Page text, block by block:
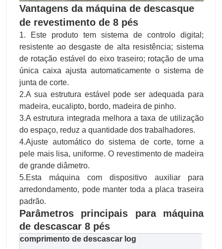
Vantagens da máquina de descasque
de revestimento de 8 pés
1. Este produto tem sistema de controlo digital;
resistente ao desgaste de alta resistência; sistema
de rotação estável do eixo traseiro; rotação de uma
única caixa ajusta automaticamente o sistema de
junta de corte.
2.A sua estrutura estável pode ser adequada para
madeira, eucalipto, bordo, madeira de pinho.
3.A estrutura integrada melhora a taxa de utilização
do espaço, reduz a quantidade dos trabalhadores.
4.Ajuste automático do sistema de corte, torne a
pele mais lisa, uniforme. O revestimento de madeira
de grande diâmetro.
5.Esta máquina com dispositivo auxiliar para
arredondamento, pode manter toda a placa traseira
padrão.
Parâmetros principais para máquina
de descascar 8 pés
comprimento de descascar log